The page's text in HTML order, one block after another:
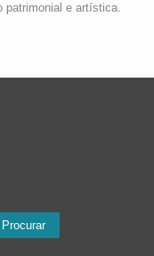
patrimonial e artística.